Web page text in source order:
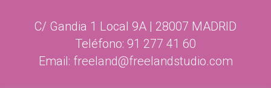
C/ Gandia 1 Local 9A | 28007 MADRID
Teléfono: 91 277 41 60
Email: freeland@freelandstudio.com